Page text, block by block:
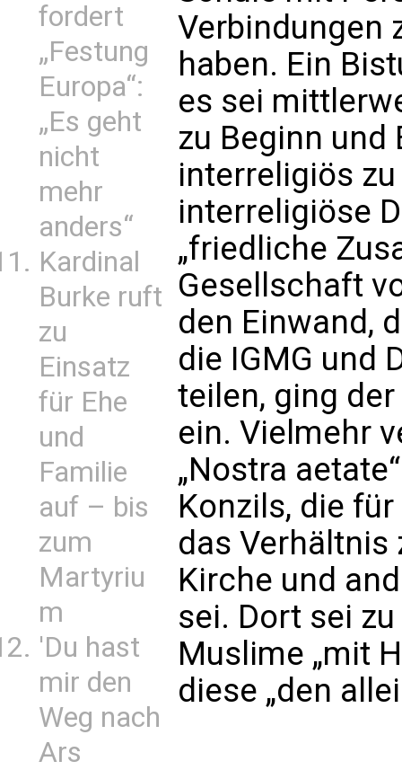
fordert
„Festung
Europa“:
„Es geht
nicht
mehr
anders“
Kardinal
Burke ruft
zu
Einsatz
für Ehe
und
Familie
auf – bis
zum
Martyriu
m
'Du hast
mir den
Weg nach
Ars
Verbindungen
haben. Ein
es sei
zu Beginn und
interreligiös
interreligiöse
„friedliche
Gesellschaft
den Einwand,
die IGMG und
teilen, ging
ein. Vielmehr
„Nostra
Konzils, die
das
Kirche und
sei. Dort sei
Muslime „mit
diese „den